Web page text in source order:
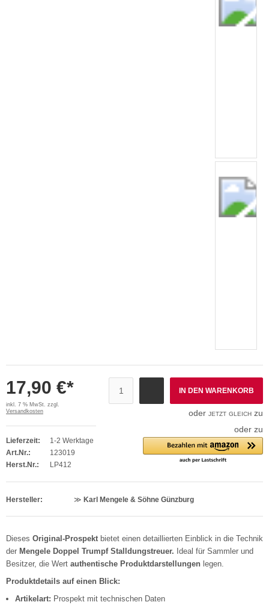
17,90 €*
inkl. 7 % MwSt. zzgl.
Versandkosten
Lieferzeit:
1-2 Werktage
Art.Nr.:
123019
Herst.Nr.:
LP412
IN DEN WARENKORB
oder jetzt gleich zu
oder zu
Hersteller: ≫ Karl Mengele & Söhne Günzburg
Dieses Original-Prospekt bietet einen detaillierten Einblick in die Technik
der Mengele Doppel Trumpf Stalldungstreuer. Ideal für Sammler und
Besitzer, die Wert authentische Produktdarstellungen legen.
Produktdetails auf einen Blick:
Artikelart: Prospekt mit technischen Daten